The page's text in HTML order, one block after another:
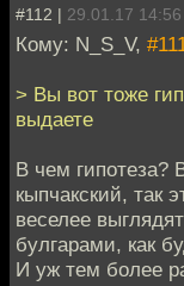
#112 | 29.01.17 14:56
Кому: N_S_V,
> Вы вот тоже
выдаете
В чем гипотеза?
кыпчакский, так
веселее
булгарами, как
И уж тем более